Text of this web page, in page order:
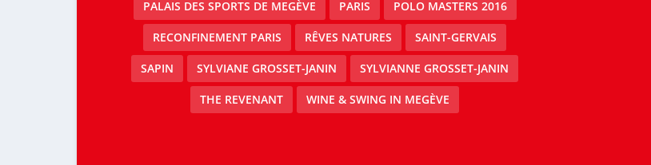
PALAIS DES SPORTS DE MEGÈVE PARIS POLO MASTERS 2016
RECONFINEMENT PARIS RÊVES NATURES SAINT-GERVAIS
SAPIN SYLVIANE GROSSET-JANIN SYLVIANNE GROSSET-JANIN
THE REVENANT WINE & SWING IN MEGÈVE